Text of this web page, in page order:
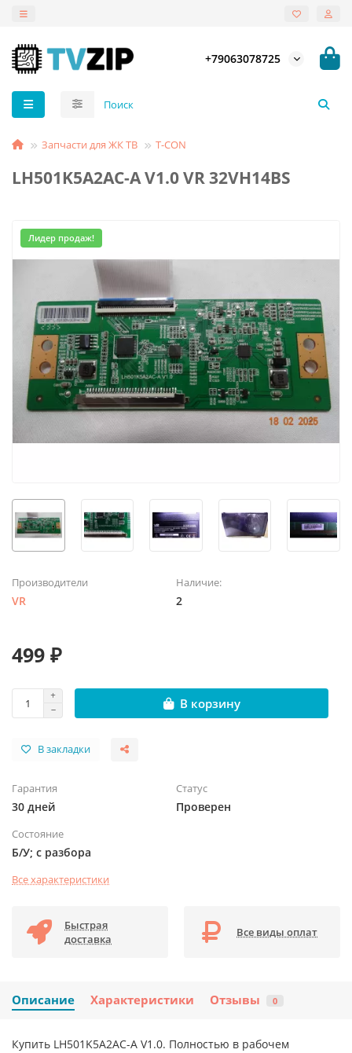
+79063078725
Запчасти для ЖК ТВ T-СON
LH501K5A2AC-A V1.0 VR 32VH14BS
Лидер продаж!
Производители
VR
Наличие:
2
499 ₽
В корзину
В закладки
Гарантия
30 дней
Статус
Проверен
Состояние
Б/У; с разбора
Все характеристики
Быстрая
доставка
Все виды оплат
Описание Характеристики Отзывы 0
Купить LH501K5A2AC-A V1.0. Полностью в рабочем